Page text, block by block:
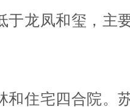
于龙凤和玺，主
和住宅四合院。